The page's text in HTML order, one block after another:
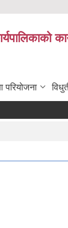
परियोजना